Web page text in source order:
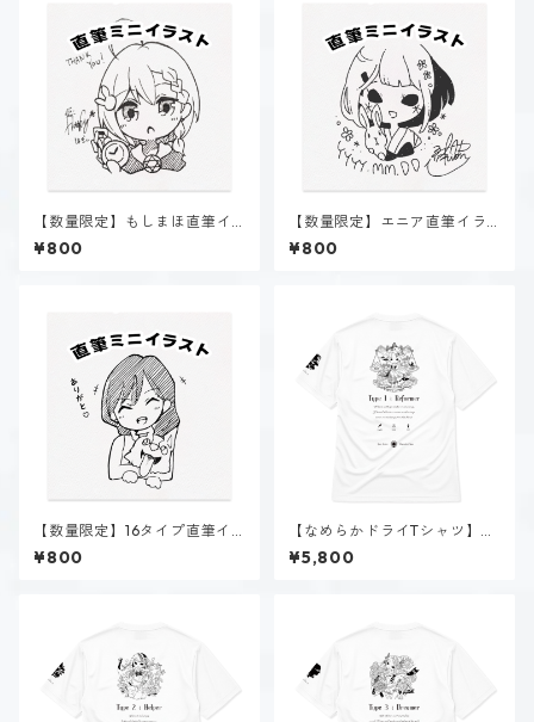
【数量限定】もしまほ直筆イ
ラスト
¥800
【数量限定】エニア直筆イラ
スト
¥800
【数量限定】16タイプ直筆イ
ラスト
¥800
【なめらかドライTシャツ】タ
イプ１-正す人（ホーリー）｜
ホワイト
¥5,800